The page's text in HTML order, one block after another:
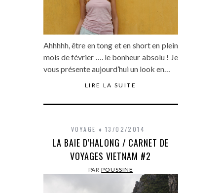
Ahhhhh, être en tong et en short en plein
mois de février …. le bonheur absolu ! Je
vous présente aujourd’hui un look en…
LIRE LA SUITE
VOYAGE 13/02/2014
LA BAIE D’HALONG / CARNET DE
VOYAGES VIETNAM #2
PARPOUSSINE